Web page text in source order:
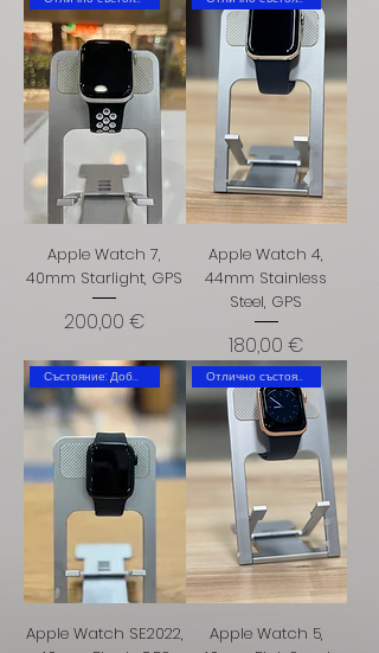
Apple Watch 7,
40mm Starlight, GPS
Цена
200,00 €
Apple Watch 4,
44mm Stainless
Steel, GPS
Цена
180,00 €
Състояние: Добро
Apple Watch SE2022,
Отлично състояние
Apple Watch 5,